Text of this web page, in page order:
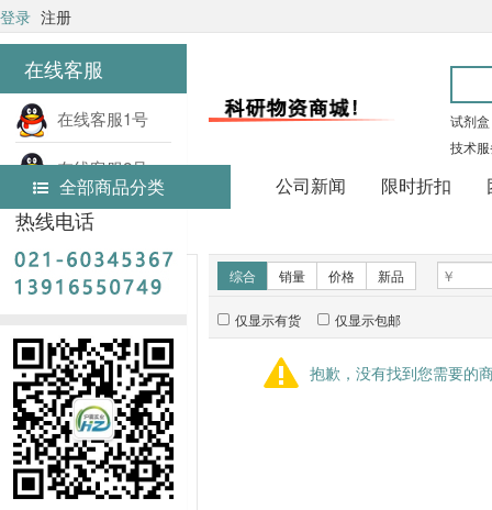
在线客服
在线客服1号
在线客服2号
热线电话
登录 注册
试剂盒
技术
全部商品分类 公司新闻 限时折扣
首页
技术服务
新品推荐
销量排行
综合 销量 价格 新品
仅显示有货 仅显示包邮
抱歉，没有找到您需要的